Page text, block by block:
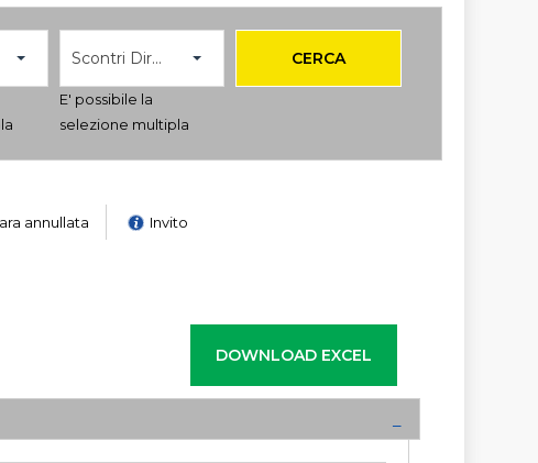
Scontri Diretti
E' possibile la
selezione multipla
CERCA
annullata Invito